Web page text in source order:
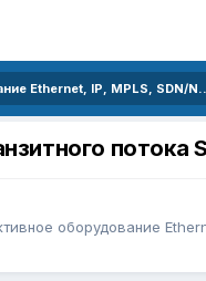
Активное
потока
оборудование